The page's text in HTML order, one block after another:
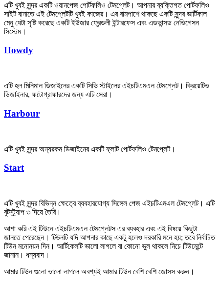
এটি খুবই সুন্দর একটি ওয়ানপেজ পোর্টফলিও টেমপ্লেট। আপনার ব্যক্তিগত পোর্টফলিও
সাইট বানাতে এই টেমপ্লেটটি খুবই কাজের। এর বামপাশে থাকছে একটি সুন্দর ভার্টিকাল
মেনু যেটা সৃষ্টি করেছে একটি ইউজার ফ্রেন্ডলী ইন্টারফেস এবং এডভান্সড নেভিগেসন
সিস্টেম।
Howdy
এটি হল মিনিমাল ডিজাইনের একটি সিভি স্টাইলের এইচটিএমএল টেমপ্লেট। ক্রিয়েটিভ
ডিজাইনার, ফটোগ্রাফারদের জন্য এটি সেরা।
Harbour
এটি খুবই সুন্দর অন্যরকম ডিজাইনের একটি ফ্লাট পোর্টফলিও টেমপ্লেট।
Start
এটি খুবই সুন্দর বিভিন্ন ক্ষেত্রে ব্যবহারযোগ্য সিঙ্গেল পেজ এইচটিএমএল টেমপ্লেট। এটি
বুটস্ট্র্যাপ ৩ দিয়ে তৈরি।
আশা করি এই টিউনে এইচটিএমএল টেমপ্লেটস এর ব্যবহার এবং এই বিষয়ে কিছুটা
জানতে পেরেছেন। টিউনটি যদি আপনার কাছে একটু হলেও দরকারি মনে হয়; তবে নির্বাচিত
টিউন মনোনয়ন দিন। আর্টিকেলটি ভালো লাগলে বা কোনো ভুল থাকলে নিচে টিউমেন্টে
জানান। ধন্যবাদ।
আমার টিউন গুলো ভালো লাগলে অবশ্যই আমার টিউন বেশি বেশিজোসস করুন।